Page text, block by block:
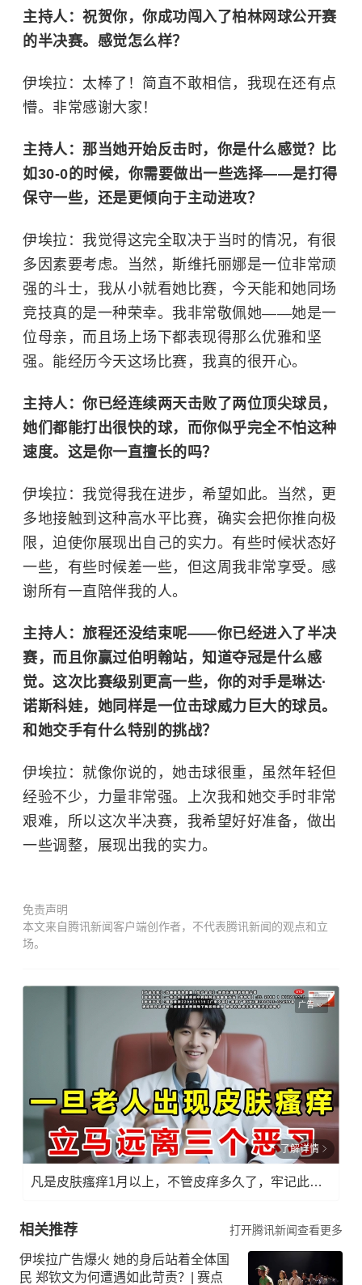
主持人：祝贺你，你成功闯入了柏林网球公开赛
的半决赛。感觉怎么样？
伊埃拉：太棒了！简直不敢相信，我现在还有点
懵。非常感谢大家！
主持人：那当她开始反击时，你是什么感觉？比
如30-0的时候，你需要做出一些选择——是打得
保守一些，还是更倾向于主动进攻？
伊埃拉：我觉得这完全取决于当时的情况，有很
多因素要考虑。当然，斯维托丽娜是一位非常顽
强的斗士，我从小就看她比赛，今天能和她同场
竞技真的是一种荣幸。我非常敬佩她——她是一
位母亲，而且场上场下都表现得那么优雅和坚
强。能经历今天这场比赛，我真的很开心。
主持人：你已经连续两天击败了两位顶尖球员，
她们都能打出很快的球，而你似乎完全不怕这种
速度。这是你一直擅长的吗？
伊埃拉：我觉得我在进步，希望如此。当然，更
多地接触到这种高水平比赛，确实会把你推向极
限，迫使你展现出自己的实力。有些时候状态好
一些，有些时候差一些，但这周我非常享受。感
谢所有一直陪伴我的人。
主持人：旅程还没结束呢——你已经进入了半决
赛，而且你赢过伯明翰站，知道夺冠是什么感
觉。这次比赛级别更高一些，你的对手是琳达·
诺斯科娃，她同样是一位击球威力巨大的球员。
和她交手有什么特别的挑战？
伊埃拉：就像你说的，她击球很重，虽然年轻但
经验不少，力量非常强。上次我和她交手时非常
艰难，所以这次半决赛，我希望好好准备，做出
一些调整，展现出我的实力。
免责声明
本文来自腾讯新闻客户端创作者，不代表腾讯新闻的观点和立
场。
广告
了解详情
凡是皮肤瘙痒1月以上，不管皮痒多久了，牢记此法，快！准！狠！
相关推荐 打开腾讯新闻查看更多
伊埃拉广告爆火 她的身后站着全体国
民 郑钦文为何遭遇如此苛责？| 赛点